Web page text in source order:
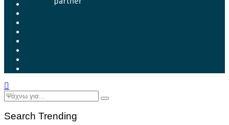
Search Trending